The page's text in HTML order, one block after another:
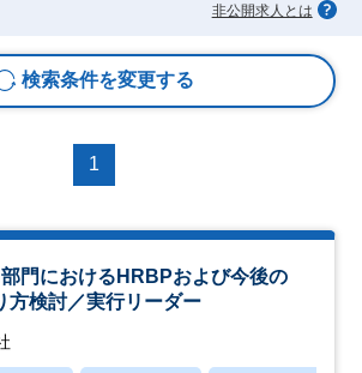
非公開求人とは
検索条件を変更する
1
部門におけるHRBPおよび今後の
方検討／実行リーダー